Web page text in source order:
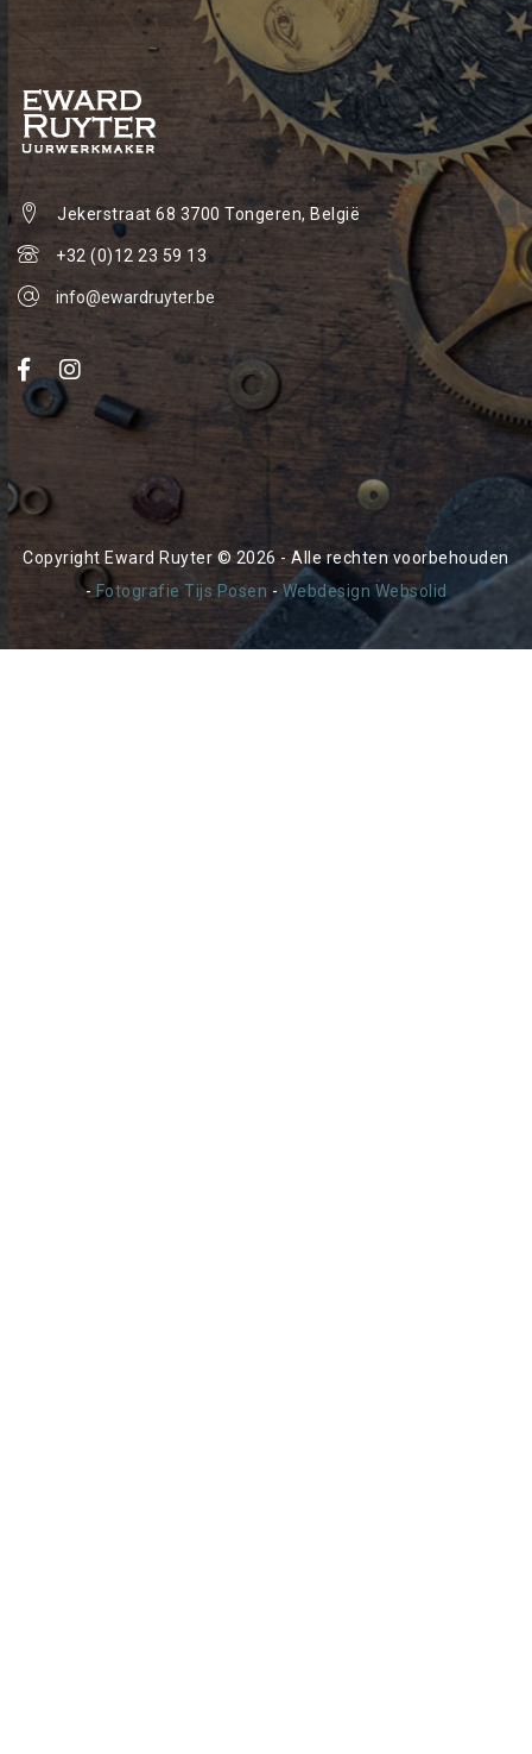
Jekerstraat 68 3700 Tongeren, België
+32 (0)12 23 59 13
info@ewardruyter.be
Copyright Eward Ruyter © 2026 - Alle rechten voorbehouden
- Fotografie Tijs Posen -Webdesign Websolid